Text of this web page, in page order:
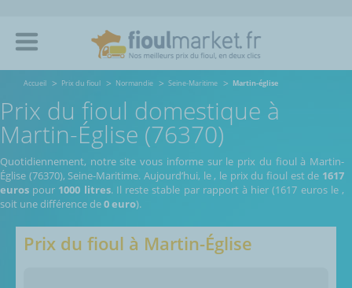
Accueil Prix du fioul Normandie Seine-Maritime Martin-église
Prix du fioul domestique à
Martin-Église (76370)
Quotidiennement, notre site vous informe sur le prix du fioul à Martin-
Église (76370), Seine-Maritime. Aujourd’hui, le , le prix du fioul est de 1617
euros pour 1000 litres. Il reste stable par rapport à hier (1617 euros le,
soit une différence de0 euro).
Prix du fioul à Martin-Église